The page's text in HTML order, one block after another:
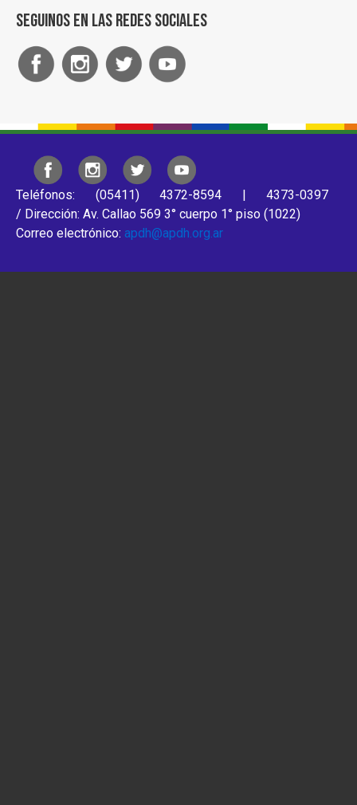
Seguinos en las redes sociales
Teléfonos: (05411) 4372-8594 | 4373-0397
/ Dirección: Av. Callao 569 3° cuerpo 1° piso (1022)
Correo electrónico: apdh@apdh.org.ar